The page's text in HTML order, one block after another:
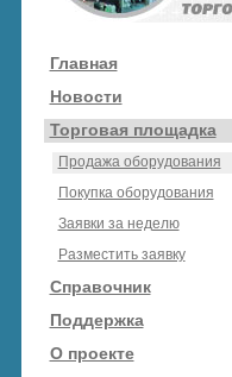
Главная
Новости
Торговая площадка
Продажа оборудования
Покупка оборудования
Заявки за неделю
Разместить заявку
Справочник
Поддержка
О проекте